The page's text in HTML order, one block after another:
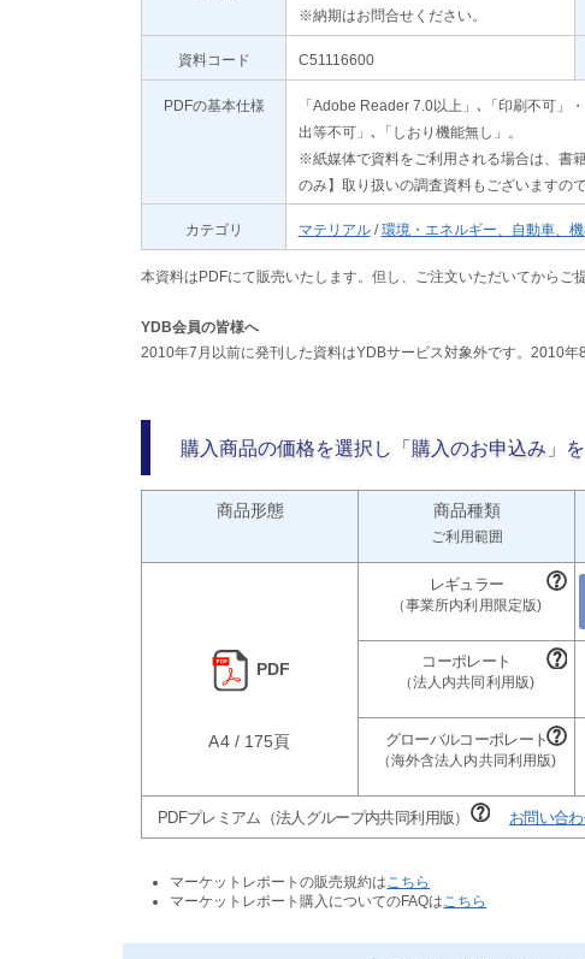
※納期はお問合せください。
資料コード C51116600
PDFの基本仕様
「Adobe Reader 7.0以上」､「印刷不可」
出等不可」､「しおり機能無し」。
※紙媒体で資料をご利用される場合は、書
のみ】取り扱いの調査資料もございますの
カテゴリ マテリアル/環境・エネルギー、自動車、
本資料はPDFにて販売いたします。但し、ご注文いただいてからご
YDB会員の皆様へ
2010年7月以前に発刊した資料はYDBサービス対象外です。2010年
購入商品の価格を選択し「購入のお申込み」
商品形態 商品種類
ご利用範囲
PDF
A4 / 175頁
PDFプレミアム（法人グループ内共同利用版） お問い合
マーケットレポートの販売規約は こちら
マーケットレポート購入についてのFAQは こちら